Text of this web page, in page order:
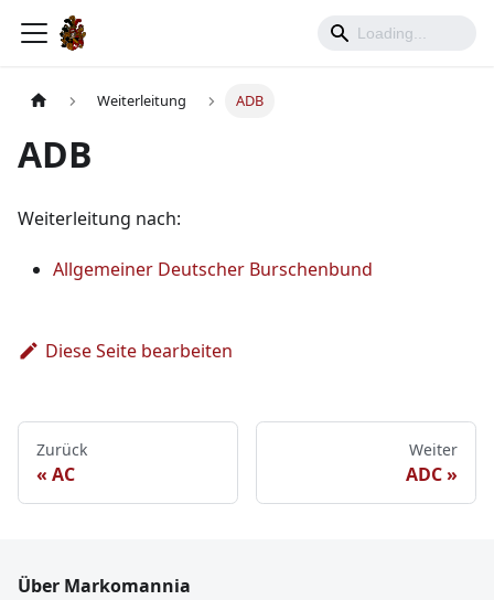
Weiterleitung ADB
ADB
Weiterleitung nach:
Allgemeiner Deutscher Burschenbund
Diese Seite bearbeiten
Zurück
AC
Weiter
ADC
Über Markomannia